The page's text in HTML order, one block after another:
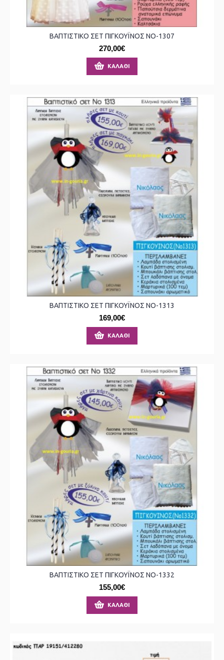
ΒΑΠΤΙΣΤΙΚΟ ΣΕΤ ΠΙΓΚΟΥΪΝΟΣ ΝΟ-1307
270,00€
ΚΑΛΆΘΙ
ΒΑΠΤΙΣΤΙΚΟ ΣΕΤ ΠΙΓΚΟΥΪΝΟΣ ΝΟ-1313
169,00€
ΚΑΛΆΘΙ
ΒΑΠΤΙΣΤΙΚΟ ΣΕΤ ΠΙΓΚΟΥΪΝΟΣ ΝΟ-1332
155,00€
ΚΑΛΆΘΙ